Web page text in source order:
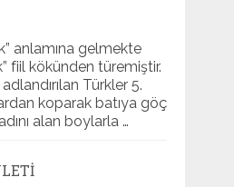
anlamına gelmekte
fiil kökünden türemiştir.
Türkler 5.
koparak batıya göç
alan boylarla …